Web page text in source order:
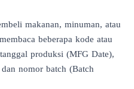
makanan, minuman, atau
beberapa kode atau
produksi (MFG Date),
nomor batch (Batch